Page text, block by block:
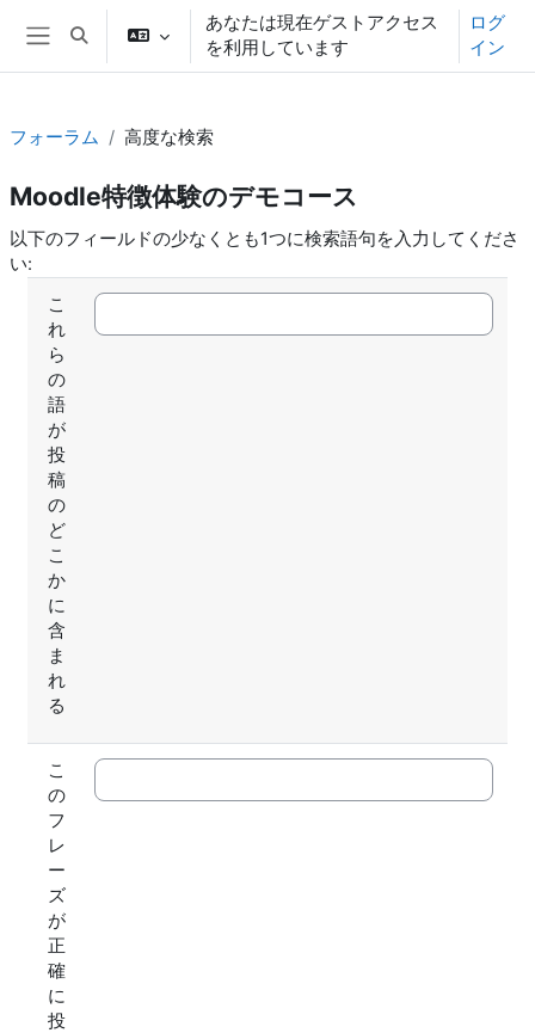
メインコンテンツへスキップする
サイドパネル
検索入力に切り替える
あなたは現在ゲストアクセス
を利用しています
ログ
イン
フォーラム 高度な検索
Moodle特徴体験のデモコース
以下のフィールドの少なくとも1つに検索語句を入力してくださ
い:
こ
れ
ら
の
語
が
投
稿
の
ど
こ
か
に
含
ま
れ
る
こ
の
フ
レ
ー
ズ
が
正
確
に
投